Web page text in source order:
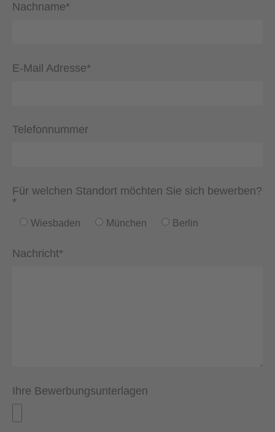
Nachname*
E-Mail Adresse*
Telefonnummer
Für welchen Standort möchten Sie sich bewerben?
*
Wiesbaden München Berlin
Nachricht*
Ihre Bewerbungsunterlagen